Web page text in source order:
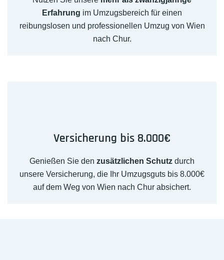
Erfahrung im Umzugsbereich für einen
reibungslosen und professionellen Umzug von Wien
nach Chur.
Versicherung bis 8.000€
Genießen Sie den zusätzlichen Schutz durch
unsere Versicherung, die Ihr Umzugsguts bis 8.000€
auf dem Weg von Wien nach Chur absichert.